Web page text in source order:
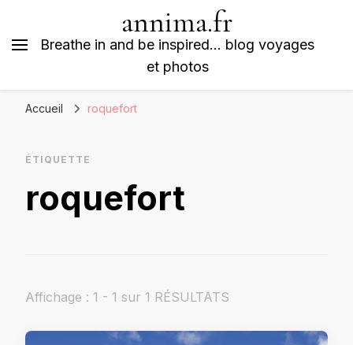
annima.fr
Breathe in and be inspired… blog voyages
et photos
Accueil roquefort
ÉTIQUETTE
roquefort
Affichage : 1 - 1 sur 1 RÉSULTATS